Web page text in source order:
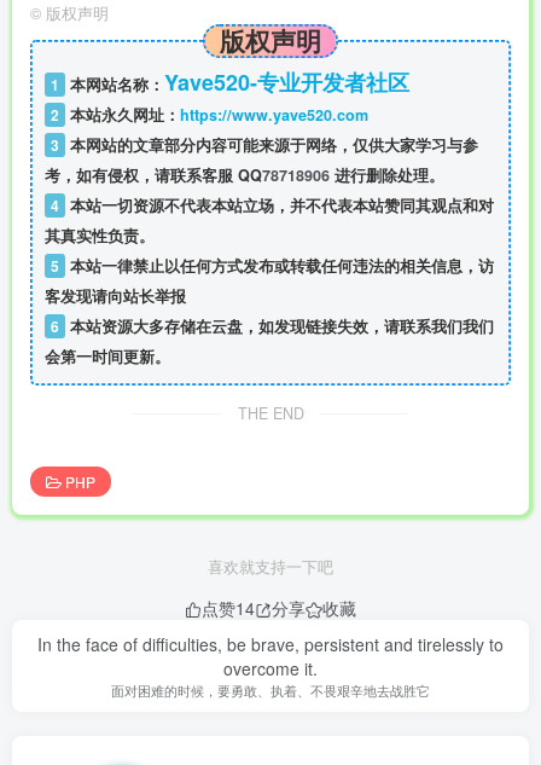
© 版权声明
版权声明
1 本网站名称： Yave520-专业开发者社区
2 本站永久网址： https://www.yave520.com
3 本网站的文章部分内容可能来源于网络，仅供大家学习与参
考，如有侵权，请联系客服 QQ78718906 进行删除处理。
4 本站一切资源不代表本站立场，并不代表本站赞同其观点和对
其真实性负责。
5 本站一律禁止以任何方式发布或转载任何违法的相关信息，访
客发现请向站长举报
6 本站资源大多存储在云盘，如发现链接失效，请联系我们我们
会第一时间更新。
THE END
PHP
喜欢就支持一下吧
点赞14 分享
收藏
In the face of difficulties, be brave, persistent and tirelessly to
overcome it.
面对困难的时候，要勇敢、执着、不畏艰辛地去战胜它